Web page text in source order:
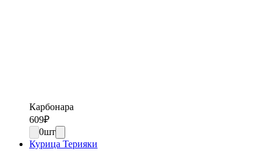
Карбонара
609₽
0шт
Курица Терияки